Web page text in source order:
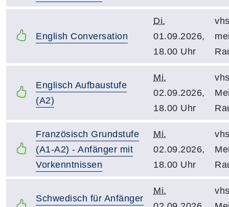
English Conversation
Di.
01.09.2026,
18.00 Uhr
Englisch Aufbaustufe
(A2)
Mi.
02.09.2026,
18.00 Uhr
Französisch Grundstufe
(A1-A2) - Anfänger mit
Vorkenntnissen
Mi.
02.09.2026,
18.00 Uhr
Schwedisch für Anfänger
Mi.